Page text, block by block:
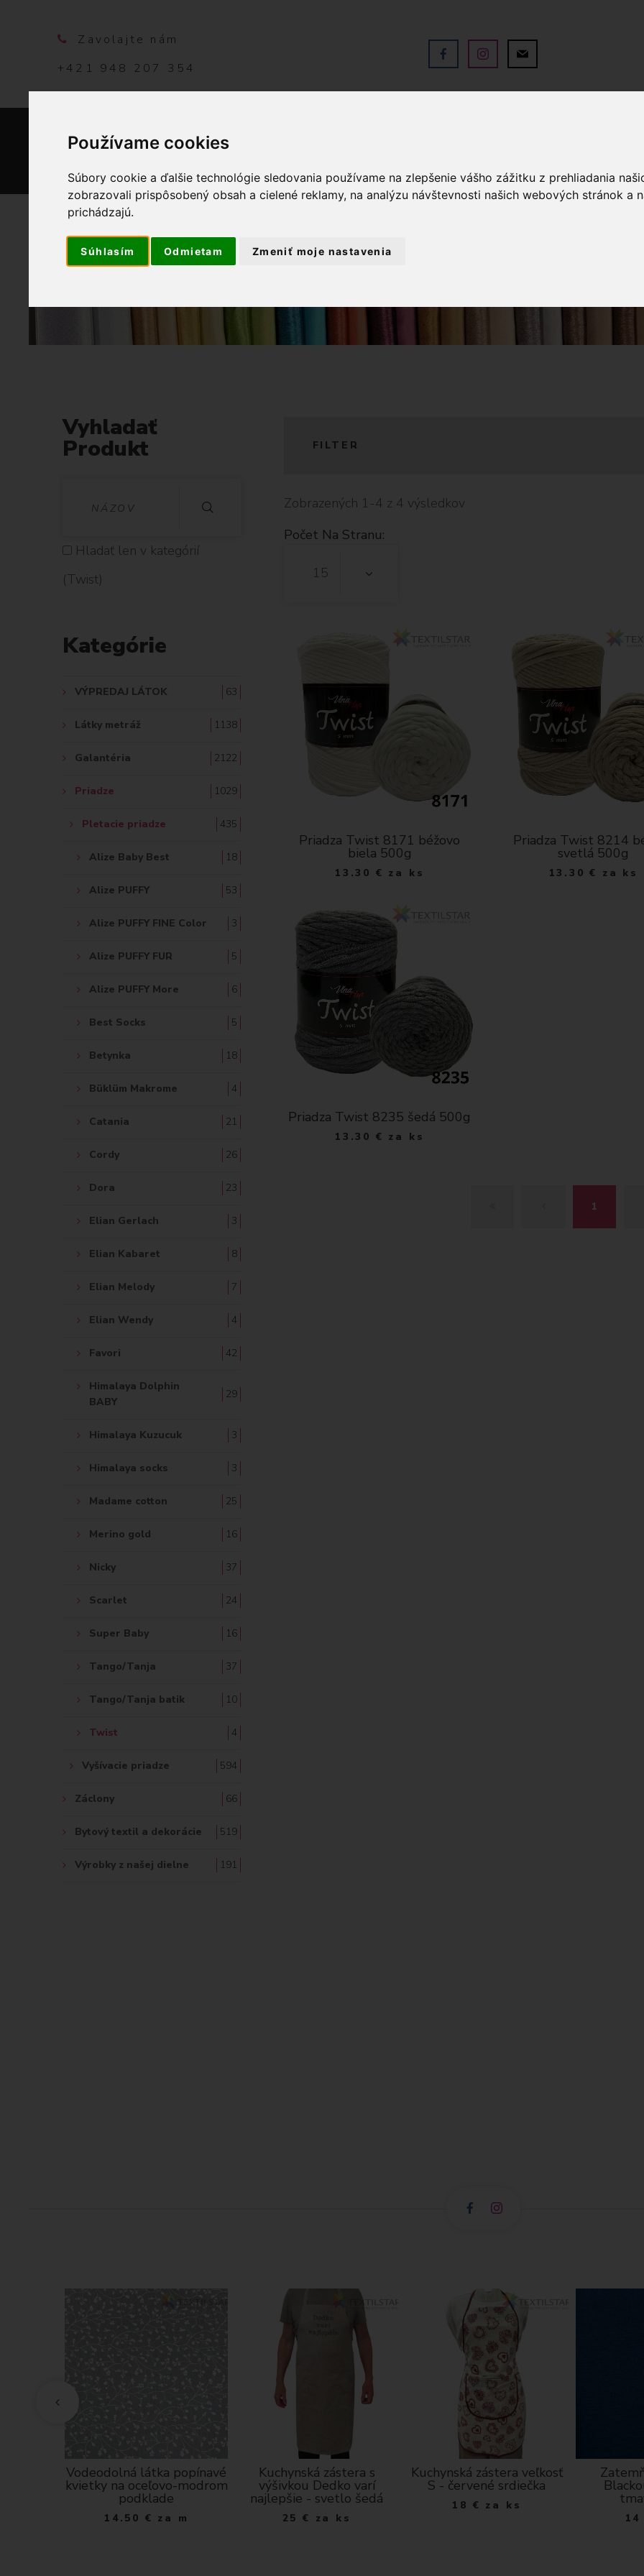
Používame cookies
Súbory cookie a ďalšie technológie sledovania používame na zlepšenie vášho zážitku z prehliadania
zobrazovali prispôsobený obsah a cielené reklamy, na analýzu návštevnosti našich webových stránok a
prichádzajú.
Súhlasím Odmietam Zmeniť moje nastavenia
Zavolajte nám
+421 948 207 354
T
i
s
t
FILTER
Zobrazených 1-4 z 4 výsledkov
Počet Na Stranu:
15
Priadza Twist 8171 béžovo
biela 500g
13.30 € za ks
Priadza Twist 8214
svetlá 500g
13.30 € za ks
Priadza Twist 8235 šedá 500g
13.30 € za ks
1
Vyhladať
Produkt
H
L
D
Ť
:
Hladať len v kategórií
(Twist)
Kategórie
VÝPREDAJ LÁTOK 63
Látky metráž 1138
Galantéria 2122
Priadze 1029
Pletacie priadze 435
Alize Baby Best 18
Alize PUFFY 53
Alize PUFFY FINE Color 3
Alize PUFFY FUR 5
Alize PUFFY More 6
Best Socks 5
Betynka 18
Büklüm Makrome 4
Catania 21
Cordy 26
Dora 23
Elian Gerlach 3
Elian Kabaret 8
Elian Melody 7
Elian Wendy 4
Favori 42
Himalaya Dolphin
BABY
29
Himalaya Kuzucuk 3
Himalaya socks 3
Madame cotton 25
Merino gold 16
Nicky 37
Scarlet 24
Super Baby 16
Tango/Tanja 37
Tango/Tanja batik 10
Twist 4
Vyšívacie priadze 594
Záclony 66
Bytový textil a dekorácie 519
Výrobky z našej dielne 191
Vodeodolná látka popínavé
kvietky na oceľovo-modrom
podklade
14.50 € za m
Kuchynská zástera s
výšivkou Dedko varí
najlepšie - svetlo šedá
25 € za ks
Kuchynská zástera veľkosť
S - červené srdiečka
18 € za ks
14